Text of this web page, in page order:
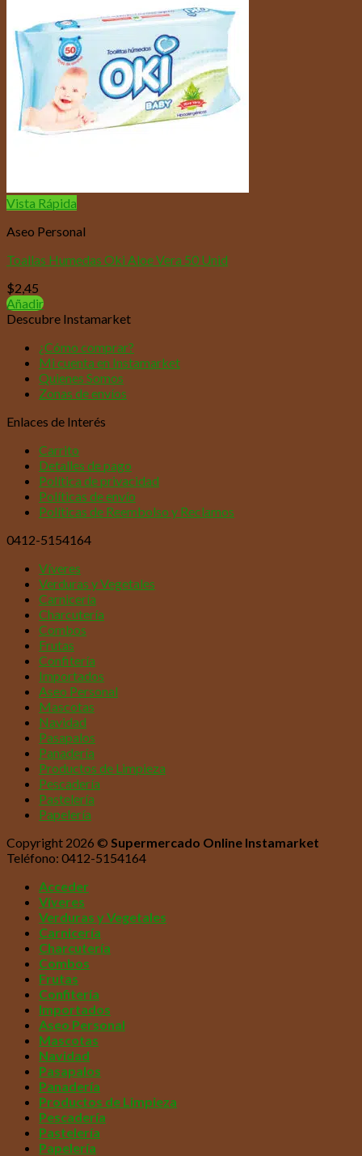
Vista Rápida
Aseo Personal
Toallas Humedas Oki Aloe Vera 50 Unid
$2,45
Añadir
Descubre Instamarket
¿Cómo comprar?
Mi cuenta en Instamarket
Quienes Somos
Zonas de envíos
Enlaces de Interés
Carrito
Detalles de pago
Política de privacidad
Políticas de envío
Políticas de Reembolso y Reclamos
0412-5154164
Víveres
Verduras y Vegetales
Carnicería
Charcutería
Combos
Frutas
Confitería
Importados
Aseo Personal
Mascotas
Navidad
Pasapalos
Panadería
Productos de Limpieza
Pescadería
Pastelería
Papelería
Copyright 2026 © Supermercado Online Instamarket
Teléfono: 0412-5154164
Acceder
Víveres
Verduras y Vegetales
Carnicería
Charcutería
Combos
Frutas
Confitería
Importados
Aseo Personal
Mascotas
Navidad
Pasapalos
Panadería
Productos de Limpieza
Pescadería
Pastelería
Papelería